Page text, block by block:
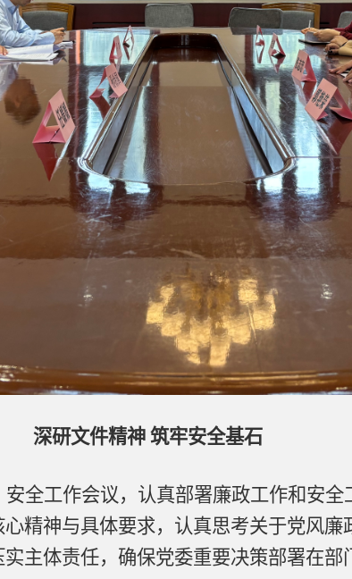
深研文件精神 筑牢安全基石
全工作会议，认真部署廉政工作和安
精神与具体要求，认真思考关于党风
主体责任，确保党委重要决策部署在部